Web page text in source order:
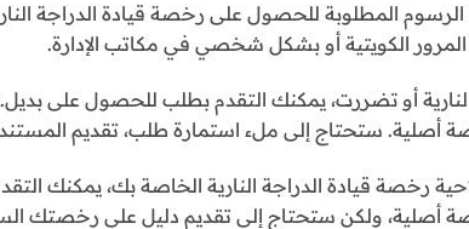
المطلوبة للحصول على رخصة قيادة الدراجة
الكويتية أو بشكل شخصي في مكاتب الإدارة.
أو تضررت، يمكنك التقدم بطلب للحصول على
ستحتاج إلى ملء استمارة طلب، تقديم
رخصة قيادة الدراجة النارية الخاصة بك، يمكنك
ولكن ستحتاج إلى تقديم دليل على رخصتك